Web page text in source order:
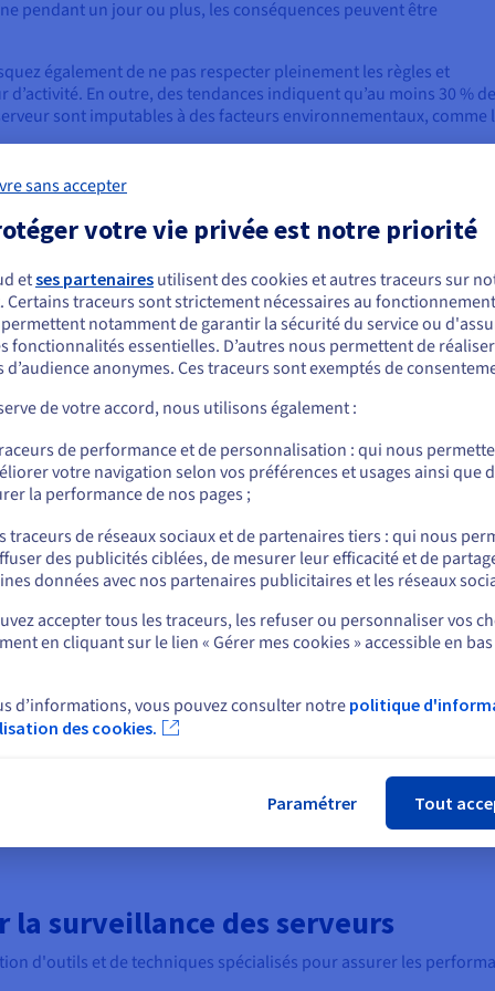
pendant un jour ou plus, les conséquences peuvent être
également de ne pas respecter pleinement les règles et
En outre, des tendances indiquent qu’au moins 30 %
sont imputables à des facteurs environnementaux, comme
serveurs peut entraîner une vulnérabilité accrue aux
failles de sécurité, des pertes financières, une atteinte à la
risques environnementaux. Il est donc indispensable de mettre
d’atténuer ces risques et d’assurer le bon fonctionnement de vos
logiciel de surveillance des
?
détecte des erreurs système, plusieurs actions sont entreprises
des alertes aux administrateurs système ou à l’équipe
être personnalisées en fonction de la gravité et du type d’erreur
ou notifications in-app.
ce qui n’a pas fonctionné, à quel endroit et,
même relier l’erreur à la ligne de code exacte ou au commit Git
propose des causes potentielles et des étapes de dépannage
l’incident en hiérarchisant les alertes les plus critiques et en
au bon moment.
surveillance assurent le suivi des indicateurs clés de performance
de la bande passante réseau et de l’espace disque. Ils
qui peuvent être liés aux erreurs système.
surveillance des serveurs
d'outils et de techniques spécialisés pour assurer les
semblez être localisé en États-Unis.
commander, rendez-vous sur le site de votre pays (États-Unis) et créez un
us.ovhcloud.com/learn Anglais USD - $
ou
sur le site actuel
un autre site web
sans accepter
votre vie privée est notre priorité
etses partenaires utilisent des cookies et autres traceurs sur
Certains traceurs sont strictement nécessaires au
notamment de garantir la sécurité du service ou
fonctionnalités essentielles. D’autres nous permettent de
d’audience anonymes. Ces traceurs sont exemptés de
de votre accord, nous utilisons également :
de performance et de personnalisation : qui nous
votre navigation selon vos préférences et usages ainsi que
la performance de nos pages ;
traceurs de réseaux sociaux et de partenaires tiers : qui nous
des publicités ciblées, de mesurer leur efficacité et de
données avec nos partenaires publicitaires et les réseaux
accepter tous les traceurs, les refuser ou personnaliser vos
en cliquant sur le lien « Gérer mes cookies » accessible en
d’informations, vous pouvez consulter notre politique
des cookies.
Paramétrer Tout